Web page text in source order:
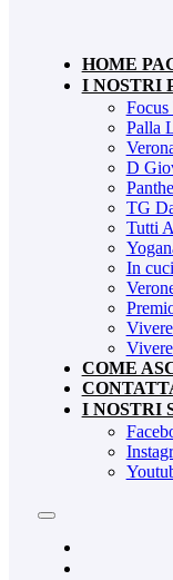
HOME
I NOSTRI
Focus
Palla
D
TG
Tutti
In
COME
I NOSTRI